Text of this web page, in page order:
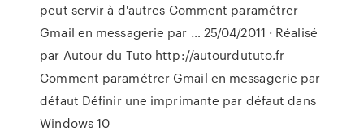
peut servir à d'autres Comment paramétrer
Gmail en messagerie par … 25/04/2011 · Réalisé
par Autour du Tuto http://autourdututo.fr
Comment paramétrer Gmail en messagerie par
défaut Définir une imprimante par défaut dans
Windows 10